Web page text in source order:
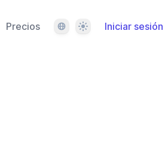
Precios IdiomaTema Iniciar sesión